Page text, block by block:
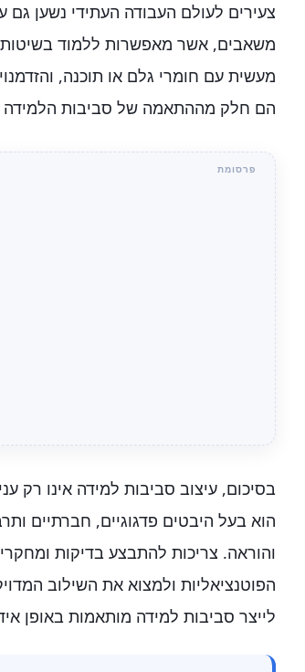
צעירים לעולם העבודה העתידי נשען גם
משאבים, אשר מאפשרות ללמוד בשיטות
מעשית עם חומרי גלם או תוכנה,
הם חלק מההתאמה של סביבות הלמידה
בסיכום, עיצוב סביבות למידה אינו רק
הוא בעל היבטים פדגוגיים, חברתיים
והוראה. צריכות להתבצע בדיקות
הפוטנציאליות ולמצוא את השילוב
לייצר סביבות למידה מותאמות באופן